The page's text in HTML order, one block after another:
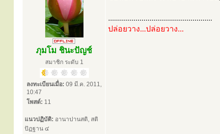
ภุมโม ชินะปัญช์
สมาชิก ระดับ 1
ลงทะเบียนเมื่อ: 09 มี.ค. 2011,
10:47
โพสต์: 11
แนวปฏิบัติ: อานาปานสติ, สติ
ปัฏฐาน ๔
.....................................................
ปล่อยวาง...ปล่อยวาง...